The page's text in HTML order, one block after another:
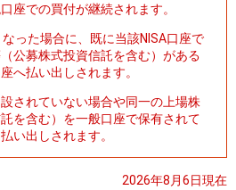
座での買付が継続されます。
った場合に、既に当該NISA口座で
公募株式投資信託を含む）がある
へ払い出しされます。
されていない場合や同一の上場株
を含む）を一般口座で保有されて
い出しされます。
2026年8月6日現在